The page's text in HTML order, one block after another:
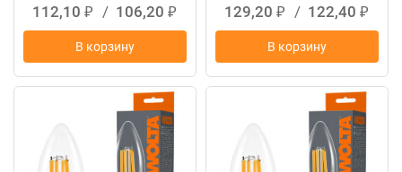
112,10 ₽ / 106,20 ₽
В корзину
129,20 ₽ / 122,40 ₽
В корзину